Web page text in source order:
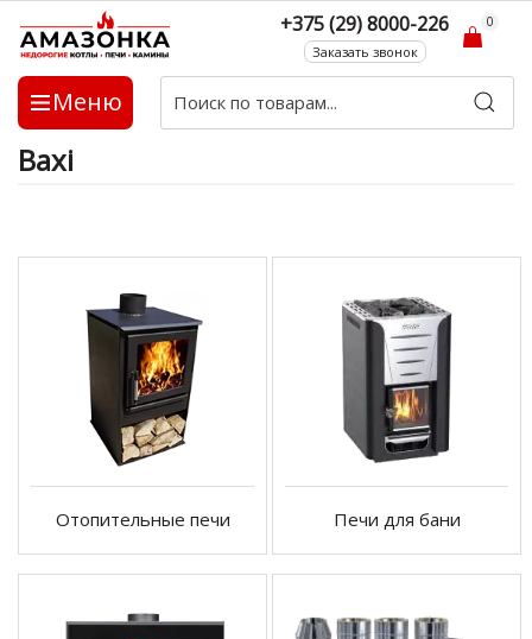
Меню
+375 (29) 8000-226
Заказать звонок
0
Baxi
Отопительные печи Печи для бани